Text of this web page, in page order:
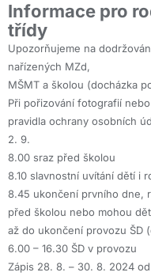
Informace pro
třídy
Upozorňujeme na
nařízených MZd,
MŠMT a školou (docházka
Při pořizování fotografií
pravidla ochrany osobních
2. 9.
8.00 sraz před školou
8.10 slavnostní uvítání dětí i
8.45 ukončení prvního dne,
před školou nebo mohou
až do ukončení provozu ŠD
6.00 – 16.30 ŠD v provozu
Zápis 28. 8. – 30. 8. 2024